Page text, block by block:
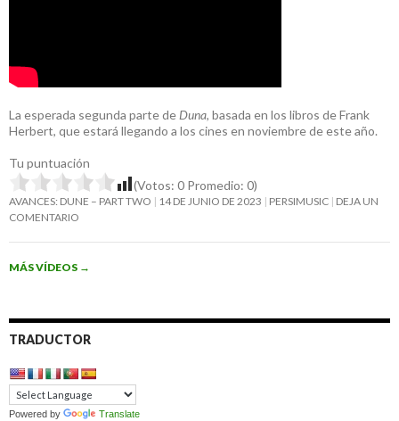
La esperada segunda parte de Duna, basada en los libros de Frank
Herbert, que estará llegando a los cines en noviembre de este año.
Tu puntuación
(Votos: 0 Promedio: 0)
AVANCES: DUNE – PART TWO 14 DE JUNIO DE 2023 PERSIMUSIC DEJA UN
COMENTARIO
MÁS VÍDEOS →
TRADUCTOR
Powered by Translate